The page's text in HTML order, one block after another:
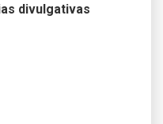
divulgativas